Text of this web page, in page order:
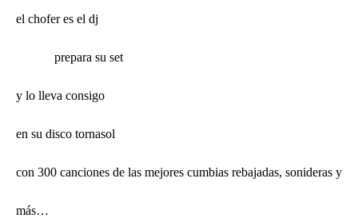
el chofer es el dj
prepara su set
y lo lleva consigo
en su disco tornasol
con 300 canciones de las mejores cumbias rebajadas, sonideras y
más…